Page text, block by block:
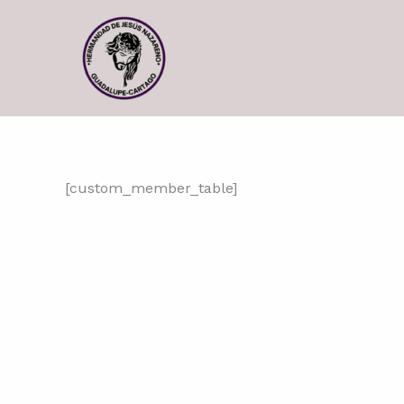
[custom_member_table]